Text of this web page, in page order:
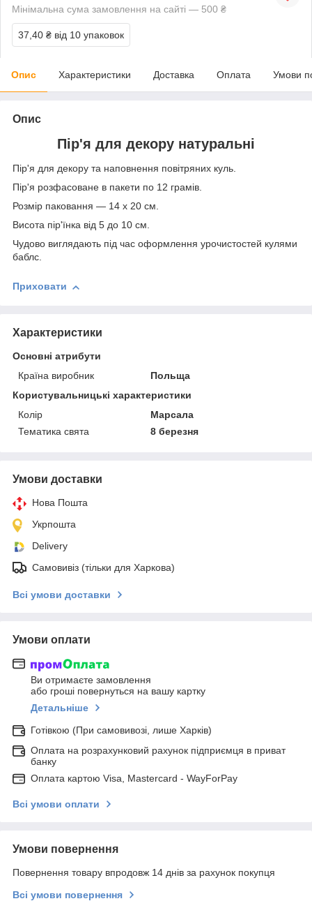
Мінімальна сума замовлення на сайті — 500 ₴
37,40 ₴ від 10 упаковок
Опис Характеристики Доставка Оплата Умови
Опис
Пір'я для декору натуральні
Пір'я для декору та наповнення повітряних куль.
Пір'я розфасоване в пакети по 12 грамів.
Розмір паковання — 14 х 20 см.
Висота пір'їнка від 5 до 10 см.
Чудово виглядають під час оформлення урочистостей кулями
баблс.
Приховати
Характеристики
Основні атрибути
Країна виробник
Польща
Користувальницькі характеристики
Колір
Марсала
Тематика свята
8 березня
Умови доставки
Нова Пошта
Укрпошта
Delivery
Самовивіз (тільки для Харкова)
Всі умови доставки
Умови оплати
Ви отримаєте замовлення
або гроші повернуться на вашу картку
Детальніше
Готівкою (При самовивозі, лише Харків)
Оплата на розрахунковий рахунок підприємця в приват
банку
Оплата картою Visa, Mastercard - WayForPay
Всі умови оплати
Умови повернення
Повернення товару впродовж 14 днів за рахунок покупця
Всі умови повернення